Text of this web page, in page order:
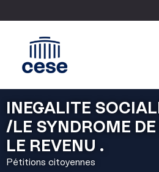
INEGALITE
/LE SYNDROME
LE REVENU .
Pétitions citoyennes